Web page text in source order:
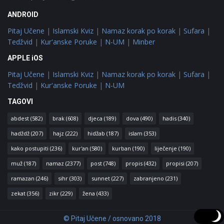
ANDROID
Pitaj Učene | Islamski Kviz | Namaz korak po korak | Sufara |
Tedžvid | Kur'anske Poruke | N-UM | Minber
APPLE iOS
Pitaj Učene | Islamski Kviz | Namaz korak po korak | Sufara |
Tedžvid | Kur'anske Poruke | N-UM
TAGOVI
abdest (582) brak (608) djeca (189) dova (490) hadis (340)
hadždž (207) hajz (222) hidžab (187) islam (353)
kako postupiti (236) kur'an (580) kurban (190) liječenje (190)
muž (187) namaz (2377) post (748) propis (432) propisi (207)
ramazan (246) sihr (303) sunnet (227) zabranjeno (231)
zekat (356) zikr (229) žena (433)
© Pitaj Učene / osnovano 2018